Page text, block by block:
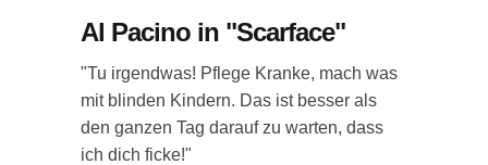
Al Pacino in "Scarface"
"Tu irgendwas! Pflege Kranke, mach was
mit blinden Kindern. Das ist besser als
den ganzen Tag darauf zu warten, dass
ich dich ficke!"